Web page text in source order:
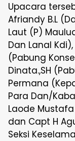
Upacara
Afriandy B.L
Laut (P)
Dan Lanal Kdi),
(Pabung
Dinata.,SH
Permana
Para Dan/
Laode Mustafa
dan Capt H
Seksi